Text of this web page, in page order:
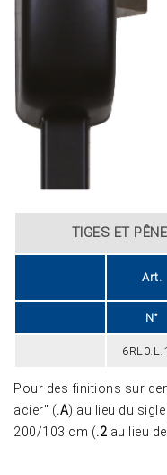
TIGES ET
Art.
N°
Pour des finitions sur
acier" (.A) au lieu du sigle
200/103 cm (.2 au lieu de